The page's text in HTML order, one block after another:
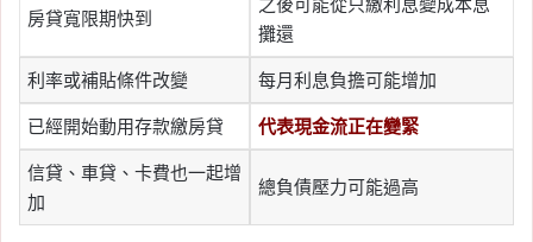
房貸寬限期快到
攤還
利率或補貼條件改變 每月利息負擔可能增加
已經開始動用存款繳房貸 代表現金流正在變緊
信貸、車貸、卡費也一起增
加
總負債壓力可能過高